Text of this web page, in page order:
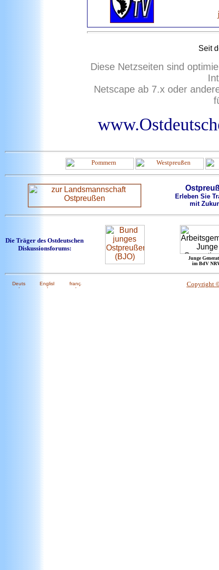
Seit
Diese Netzseiten sind
Netscape ab 7.x oder
Erleben Sie
mit
Die Träger des Ostdeutschen
Diskussionsforums:
Junge
im BdV
Copyright